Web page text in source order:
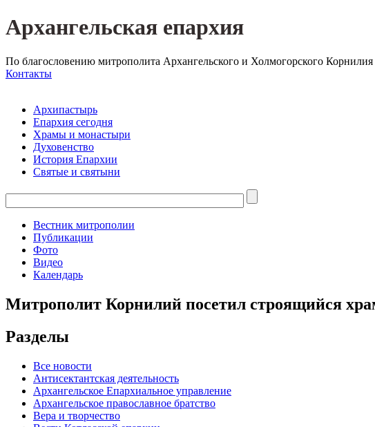
Архангельская епархия
По благословению митрополита Архангельского и Холмогорского Корнилия
Контакты
Архипастырь
Епархия сегодня
Храмы и монастыри
Духовенство
История Епархии
Святые и святыни
Вестник митрополии
Публикации
Фото
Видео
Календарь
Митрополит Корнилий посетил строящийся
Разделы
Все новости
Антисектантская деятельность
Архангельское Епархиальное управление
Архангельское православное братство
Вера и творчество